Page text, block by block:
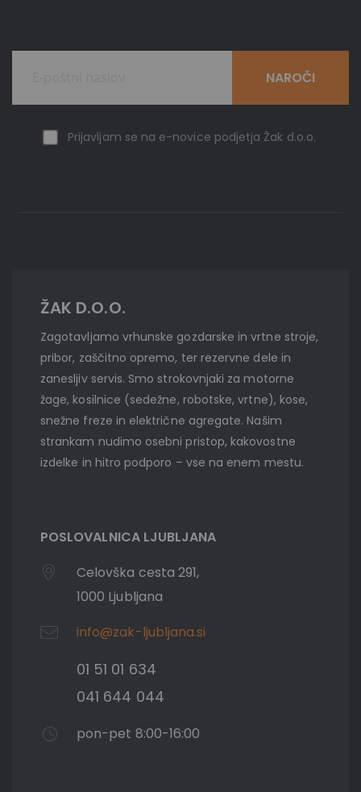
Prijavljam se na e-novice podjetja Žak d.o.o.
NAROČI
ŽAK D.O.O.
Zagotavljamo vrhunske gozdarske in vrtne stroje,
pribor, zaščitno opremo, ter rezervne dele in
zanesljiv servis. Smo strokovnjaki za motorne
žage, kosilnice (sedežne, robotske, vrtne), kose,
snežne freze in električne agregate. Našim
strankam nudimo osebni pristop, kakovostne
izdelke in hitro podporo – vse na enem mestu.
POSLOVALNICA LJUBLJANA
Celovška cesta 291,
1000 Ljubljana
info@zak-ljubljana.si
01 51 01 634
041 644 044
pon-pet 8:00-16:00